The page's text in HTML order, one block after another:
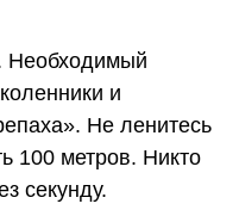
Необходимый
и
Не ленитесь
100 метров. Никто
секунду.